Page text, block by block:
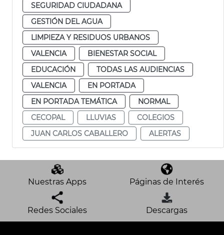
SEGURIDAD CIUDADANA
GESTIÓN DEL AGUA
LIMPIEZA Y RESIDUOS URBANOS
VALENCIA
BIENESTAR SOCIAL
EDUCACIÓN
TODAS LAS AUDIENCIAS
VALENCIA
EN PORTADA
EN PORTADA TEMÁTICA
NORMAL
CECOPAL
LLUVIAS
COLEGIOS
JUAN CARLOS CABALLERO
ALERTAS
Nuestras Apps Páginas de Interés
Redes Sociales Descargas